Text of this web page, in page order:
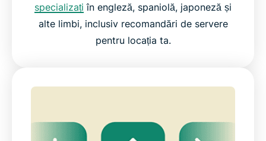
specializați în engleză, spaniolă, japoneză și
alte limbi, inclusiv recomandări de servere
pentru locația ta.